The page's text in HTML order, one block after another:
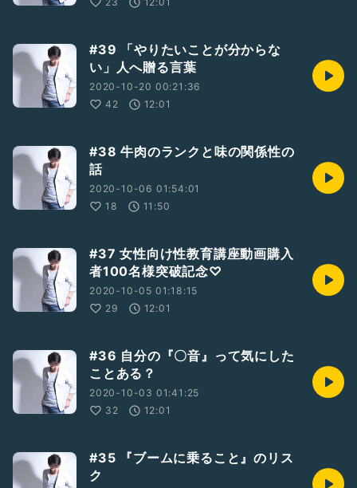
#39 「やりたいことが分からな
い」人へ贈る言葉
2020-10-20 00:21:36
42
12:01
#38 牛肉のランクと味の関係性の
話
2020-10-06 01:54:01
18
11:50
#37 女性向け性教育講座動画購入
者100名様突破記念♡
2020-10-05 01:18:15
29
12:01
#36 自分の『〇音』って気にした
ことある？
2020-10-03 01:41:25
32
12:01
#35 『ブームに乗ること』のリス
ク